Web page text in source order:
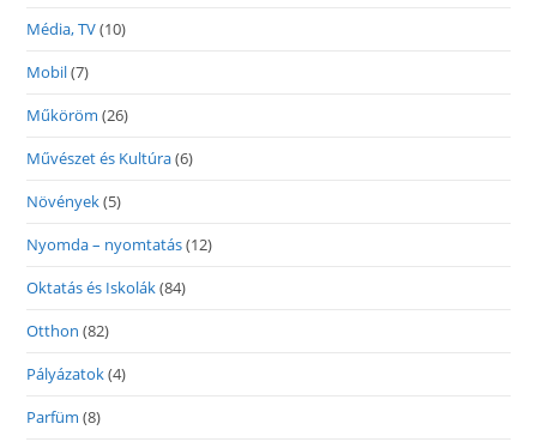
Média, TV(10)
Mobil(7)
Műköröm (26)
Művészet és Kultúra(6)
Növények(5)
Nyomda – nyomtatás(12)
Oktatás és Iskolák(84)
Otthon (82)
Pályázatok(4)
Parfüm (8)